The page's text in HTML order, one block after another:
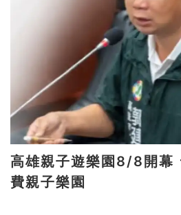
高雄親子遊樂園8/8開幕 台鐵機廠變身免
費親子樂園